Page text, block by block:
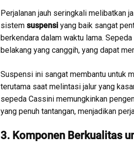
Perjalanan jauh seringkali melibatkan
sistem suspensi yang baik sangat
berkendara dalam waktu lama.
belakang yang canggih, yang dapat
Suspensi ini sangat membantu untuk
terutama saat melintasi jalur yang
sepeda Cassini memungkinkan
yang penuh tantangan, menjadikan
3. Komponen Berkualitas